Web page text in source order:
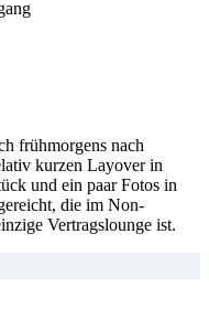
frühmorgens nach
kurzen Layover in
und ein paar Fotos in
die im Non-
Vertragslounge ist.